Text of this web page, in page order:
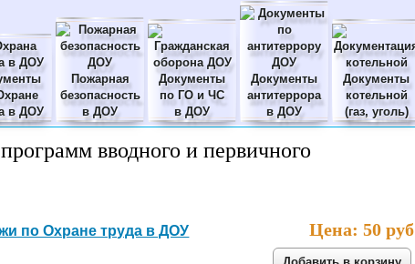
в ДОУ
Пожарная
безопасность
в ДОУ
Документы
по ГО и ЧС
в ДОУ
Документы
антитеррора
в ДОУ
Документы
котельной
(газ, уголь)
вводного и первичного
по Охране труда в ДОУ Цена:50 руб